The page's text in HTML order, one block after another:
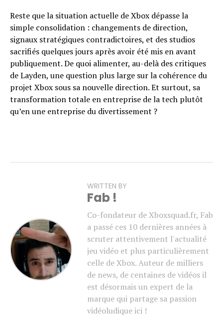
Reste que la situation actuelle de Xbox dépasse la
simple consolidation : changements de direction,
signaux stratégiques contradictoires, et des studios
sacrifiés quelques jours après avoir été mis en avant
publiquement. De quoi alimenter, au-delà des critiques
de Layden, une question plus large sur la cohérence du
projet Xbox sous sa nouvelle direction. Et surtout, sa
transformation totale en entreprise de la tech plutôt
qu’en une entreprise du divertissement ?
WRITTEN BY
Fab !
Co-fondateur de Xboxsquad.fr, Fab
a passé ces 10 dernières années à
scruter attentivement l'actualité
jeu vidéo et plus particulièrement
celle de Xbox. Auteur de milliers
de news, de centaines de vidéos il
est désormais un expert de la
marque qui partage sa passion
vidéoludique ici !